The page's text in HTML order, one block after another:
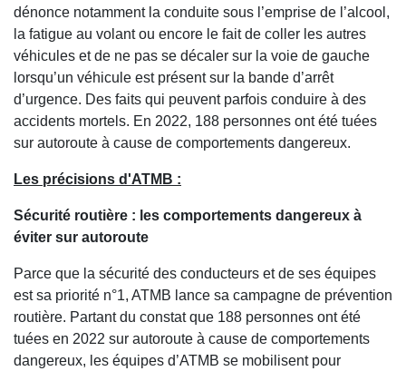
dénonce notamment la conduite sous l’emprise de l’alcool,
la fatigue au volant ou encore le fait de coller les autres
véhicules et de ne pas se décaler sur la voie de gauche
lorsqu’un véhicule est présent sur la bande d’arrêt
d’urgence. Des faits qui peuvent parfois conduire à des
accidents mortels. En 2022, 188 personnes ont été tuées
sur autoroute à cause de comportements dangereux.
Les précisions d'ATMB :
Sécurité routière : les comportements dangereux à
éviter sur autoroute
Parce que la sécurité des conducteurs et de ses équipes
est sa priorité n°1, ATMB lance sa campagne de prévention
routière. Partant du constat que 188 personnes ont été
tuées en 2022 sur autoroute à cause de comportements
dangereux, les équipes d’ATMB se mobilisent pour